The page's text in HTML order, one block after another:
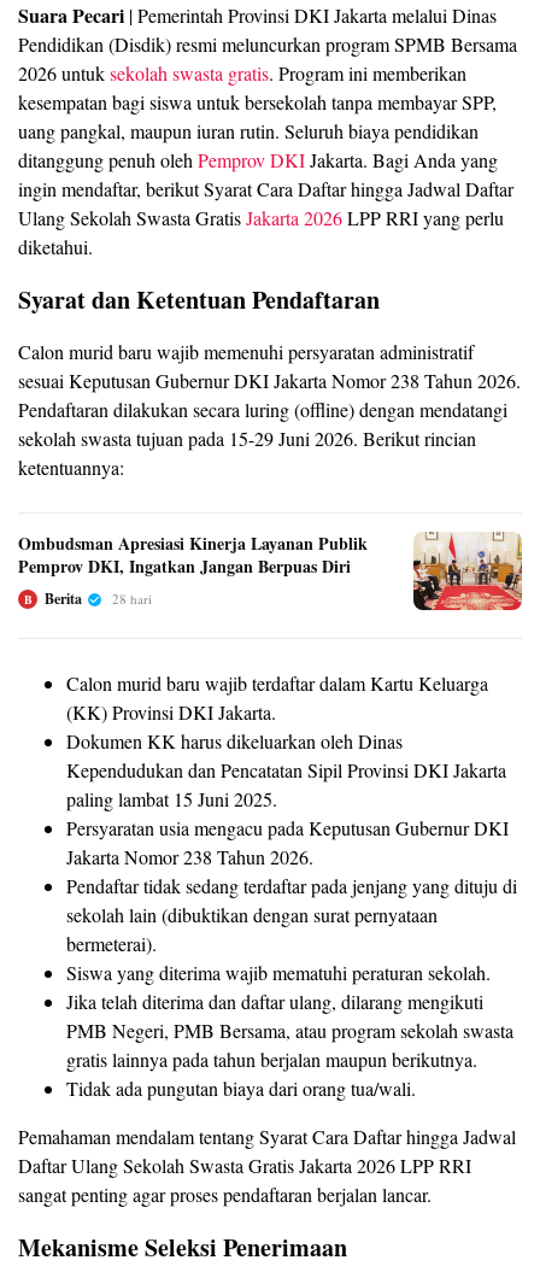
Suara Pecari | Pemerintah Provinsi DKI Jakarta melalui Dinas
Pendidikan (Disdik) resmi meluncurkan program SPMB Bersama
2026 untuksekolah swasta gratis. Program ini memberikan
kesempatan bagi siswa untuk bersekolah tanpa membayar SPP,
uang pangkal, maupun iuran rutin. Seluruh biaya pendidikan
ditanggung penuh oleh Pemprov DKIJakarta. Bagi Anda yang
ingin mendaftar, berikut Syarat Cara Daftar hingga Jadwal Daftar
Ulang Sekolah Swasta GratisJakarta 2026LPP RRI yang perlu
diketahui.
Syarat dan Ketentuan Pendaftaran
Calon murid baru wajib memenuhi persyaratan administratif
sesuai Keputusan Gubernur DKI Jakarta Nomor 238 Tahun 2026.
Pendaftaran dilakukan secara luring (offline) dengan mendatangi
sekolah swasta tujuan pada 15-29 Juni 2026. Berikut rincian
ketentuannya:
Ombudsman Apresiasi Kinerja Layanan Publik
Pemprov DKI, Ingatkan Jangan Berpuas Diri
B Berita 28 hari
Calon murid baru wajib terdaftar dalam Kartu Keluarga
(KK) Provinsi DKI Jakarta.
Dokumen KK harus dikeluarkan oleh Dinas
Kependudukan dan Pencatatan Sipil Provinsi DKI Jakarta
paling lambat 15 Juni 2025.
Persyaratan usia mengacu pada Keputusan Gubernur DKI
Jakarta Nomor 238 Tahun 2026.
Pendaftar tidak sedang terdaftar pada jenjang yang dituju di
sekolah lain (dibuktikan dengan surat pernyataan
bermeterai).
Siswa yang diterima wajib mematuhi peraturan sekolah.
Jika telah diterima dan daftar ulang, dilarang mengikuti
PMB Negeri, PMB Bersama, atau program sekolah swasta
gratis lainnya pada tahun berjalan maupun berikutnya.
Tidak ada pungutan biaya dari orang tua/wali.
Pemahaman mendalam tentang Syarat Cara Daftar hingga Jadwal
Daftar Ulang Sekolah Swasta Gratis Jakarta 2026 LPP RRI
sangat penting agar proses pendaftaran berjalan lancar.
Mekanisme Seleksi Penerimaan